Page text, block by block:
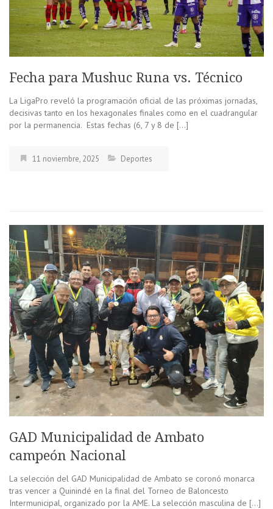
Fecha para Mushuc Runa vs. Técnico
La LigaPro reveló la programación oficial de las próximas jornadas,
decisivas tanto en los hexagonales finales como en el cuadrangular
por la permanencia. Estas fechas (6, 7 y 8 de […]
11 noviembre, 2025 Deportes
GAD Municipalidad de Ambato
campeón Nacional
La selección del GAD Municipalidad de Ambato se coronó monarca
tras vencer a Quinindé en la final del Torneo de Baloncesto
Intermunicipal, organizado por la AME. La selección masculina de […]